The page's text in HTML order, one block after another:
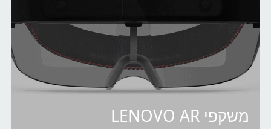
משקפי LENOVO AR